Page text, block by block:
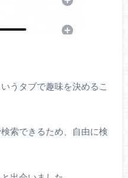
うタブで趣味を決めるこ
索できるため、自由に検